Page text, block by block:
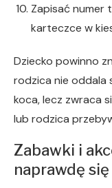
Zapisać numer
karteczce w
Dziecko powinno
rodzica nie oddala
koca, lecz zwraca
lub rodzica
Zabawki i
naprawdę